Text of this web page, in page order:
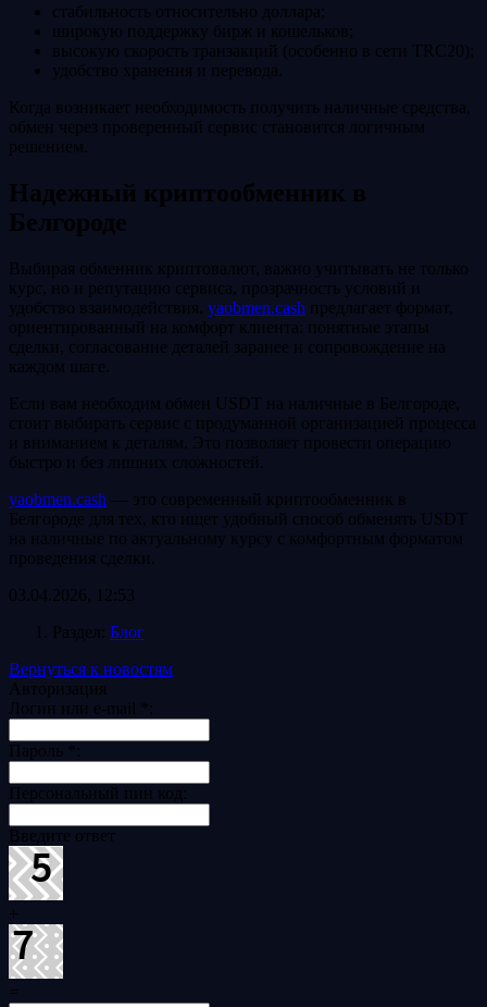
стабильность относительно доллара;
широкую поддержку бирж и кошельков;
высокую скорость транзакций (особенно в сети TRC20);
удобство хранения и перевода.
Когда возникает необходимость получить наличные средства,
обмен через проверенный сервис становится логичным
решением.
Надежный криптообменник в
Белгороде
Выбирая обменник криптовалют, важно учитывать не только
курс, но и репутацию сервиса, прозрачность условий и
удобство взаимодействия. yaobmen.cash предлагает формат,
ориентированный на комфорт клиента: понятные этапы
сделки, согласование деталей заранее и сопровождение на
каждом шаге.
Если вам необходим обмен USDT на наличные в Белгороде,
стоит выбирать сервис с продуманной организацией процесса
и вниманием к деталям. Это позволяет провести операцию
быстро и без лишних сложностей.
yaobmen.cash — это современный криптообменник в
Белгороде для тех, кто ищет удобный способ обменять USDT
на наличные по актуальному курсу с комфортным форматом
проведения сделки.
03.04.2026, 12:53
Раздел: Блог
Вернуться к новостям
Авторизация
Логин или e-mail
:
Пароль :
Персональный пин код:
Введите ответ
+